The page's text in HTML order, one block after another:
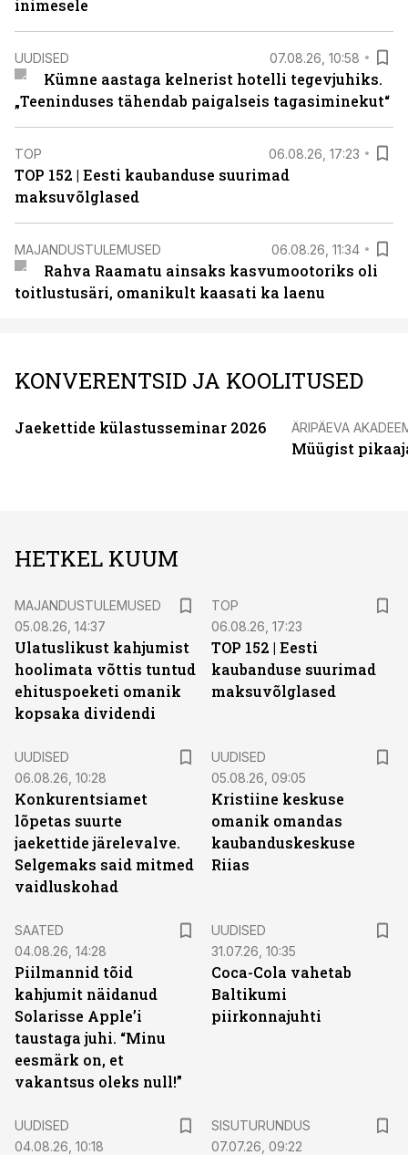
inimesele
UUDISED 07.08.26, 10:58
Kümne aastaga kelnerist hotelli tegevjuhiks.
„Teeninduses tähendab paigalseis tagasiminekut“
TOP 06.08.26, 17:23
TOP 152 | Eesti kaubanduse suurimad
maksuvõlglased
MAJANDUSTULEMUSED 06.08.26, 11:34
Rahva Raamatu ainsaks kasvumootoriks oli
toitlustusäri, omanikult kaasati ka laenu
KONVERENTSID JA KOOLITUSED
Jaekettide külastusseminar 2026 ÄRIPÄEVA
Müügist
HETKEL KUUM
MAJANDUSTULEMUSED
05.08.26, 14:37
Ulatuslikust kahjumist
hoolimata võttis tuntud
ehituspoeketi omanik
kopsaka dividendi
TOP
06.08.26, 17:23
TOP 152 | Eesti
kaubanduse suurimad
maksuvõlglased
UUDISED
06.08.26, 10:28
Konkurentsiamet
lõpetas suurte
jaekettide järelevalve.
Selgemaks said mitmed
vaidluskohad
UUDISED
05.08.26, 09:05
Kristiine keskuse
omanik omandas
kaubanduskeskuse
Riias
SAATED
04.08.26, 14:28
Piilmannid tõid
kahjumit näidanud
Solarisse Apple’i
taustaga juhi. “Minu
eesmärk on, et
vakantsus oleks null!”
UUDISED
31.07.26, 10:35
Coca-Cola vahetab
Baltikumi
piirkonnajuhti
UUDISED
04.08.26, 10:18
SISUTURUNDUS
07.07.26, 09:22